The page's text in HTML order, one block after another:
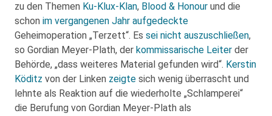
zu den Themen Ku-Klux-Klan, Blood & Honour und die
schon im vergangenen Jahr aufgedeckte
Geheimoperation „Terzett“. Es sei nicht auszuschließen,
so Gordian Meyer-Plath, der kommissarische Leiter der
Behörde, „dass weiteres Material gefunden wird“. Kerstin
Köditz von der Linken zeigte sich wenig überrascht und
lehnte als Reaktion auf die wiederholte „Schlamperei“
die Berufung von Gordian Meyer-Plath als